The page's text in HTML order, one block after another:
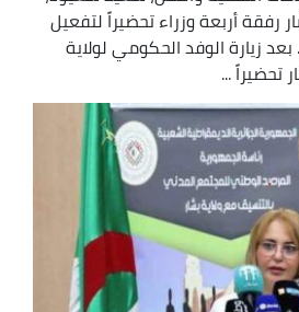
رفقة أربعة وزراء تحضيراً لتفعيل
زيارة الوفد الحكومي لولاية
...